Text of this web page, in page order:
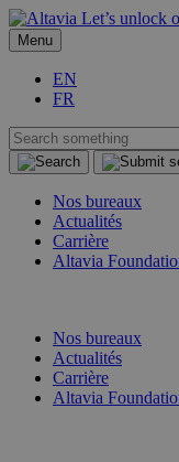
Let’s unlock
Menu
EN
FR
Nos bureaux
Actualités
Carrière
Altavia
Nos bureaux
Actualités
Carrière
Altavia